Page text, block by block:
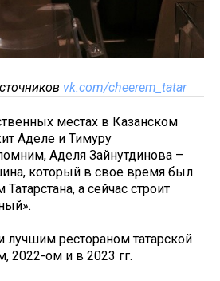
vk.com/cheerem_tatar
местах в Казанском
Аделе и Тимуру
Аделя Зайнутдинова –
который в свое время был
а сейчас строит
лучшим рестораном татарской
2022-ом и в 2023 гг.